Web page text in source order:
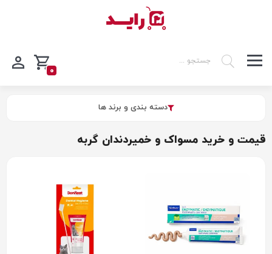
0
دسته بندی و برند ها
قیمت و خرید مسواک و خمیردندان گربه